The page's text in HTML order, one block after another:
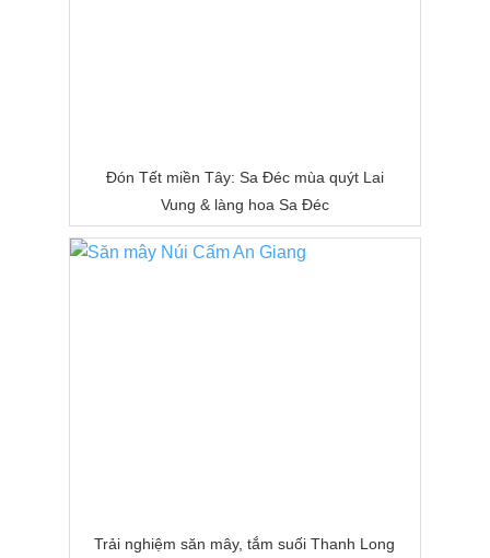
Đón Tết miền Tây: Sa Đéc mùa quýt Lai
Vung & làng hoa Sa Đéc
Trải nghiệm săn mây, tắm suối Thanh Long